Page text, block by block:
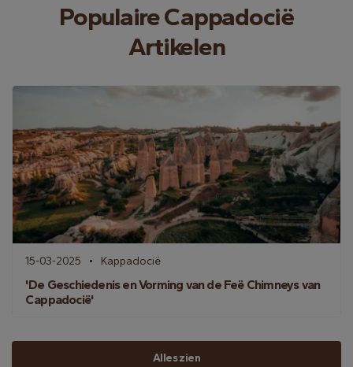
Populaire Cappadocië
Artikelen
15-03-2025 Kappadocië
'De Geschiedenis en Vorming van de Feë Chimneys van
Cappadocië'
Alles zien